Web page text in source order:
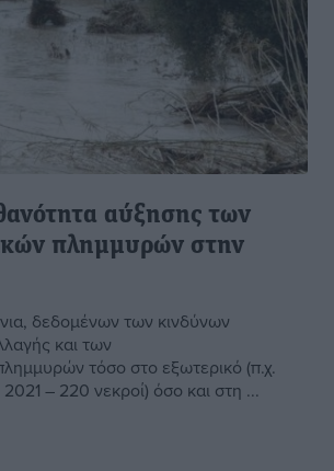
αύξησης των
πλημμυρών στην
δεδομένων των κινδύνων
και των
τόσο στο εξωτερικό (π.χ.
2021 – 220 νεκροί) όσο και στη ...